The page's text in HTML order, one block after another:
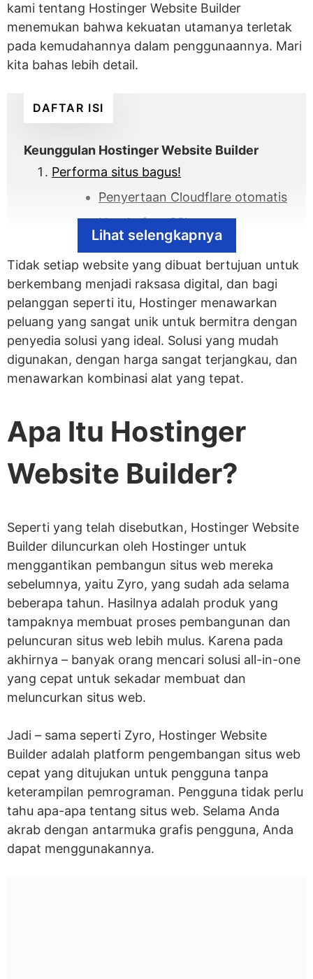
kami tentang Hostinger Website Builder
menemukan bahwa kekuatan utamanya terletak
pada kemudahannya dalam penggunaannya. Mari
kita bahas lebih detail.
DAFTAR ISI
Keunggulan Hostinger Website Builder
Performa situs bagus!
Penyertaan Cloudflare otomatis
Hands-free SSL
Responsif terhadap perintah
Sangat sederhana!
Gunakan tema yang tersedia!
Grid yang membantu pembangunan
halaman!
Alat AI yang bagus untuk membantu
Banyak gambar gratis!
Integrasi aplikasi praktis!
Mudah mengatur email bisnis Anda
sendiri
Kekurangan Hostinger Website Builder
Penanganan domain yang relatif rumit
Kustomisasi terbatas
Basis pengetahuan kurang lengkap
Paket & Harga Hostinger Website Builder
Kesimpulan
Apakah Hostinger Website Builder solusi
yang tepat untuk Anda?
Lihat selengkapnya
Tidak setiap website yang dibuat bertujuan untuk
berkembang menjadi raksasa digital, dan bagi
pelanggan seperti itu, Hostinger menawarkan
peluang yang sangat unik untuk bermitra dengan
penyedia solusi yang ideal. Solusi yang mudah
digunakan, dengan harga sangat terjangkau, dan
menawarkan kombinasi alat yang tepat.
Apa Itu Hostinger
Website Builder?
Seperti yang telah disebutkan, Hostinger Website
Builder diluncurkan oleh Hostinger untuk
menggantikan pembangun situs web mereka
sebelumnya, yaitu Zyro, yang sudah ada selama
beberapa tahun. Hasilnya adalah produk yang
tampaknya membuat proses pembangunan dan
peluncuran situs web lebih mulus. Karena pada
akhirnya – banyak orang mencari solusi all-in-one
yang cepat untuk sekadar membuat dan
meluncurkan situs web.
Jadi – sama seperti Zyro, Hostinger Website
Builder adalah platform pengembangan situs web
cepat yang ditujukan untuk pengguna tanpa
keterampilan pemrograman. Pengguna tidak perlu
tahu apa-apa tentang situs web. Selama Anda
akrab dengan antarmuka grafis pengguna, Anda
dapat menggunakannya.